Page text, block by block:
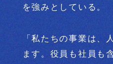
を強みとしている。
「私たちの事業は、
ます。 役員も社員も